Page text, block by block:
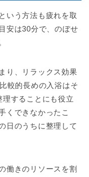
いう方法も疲れを取
安は30分で、のぼせ
り、リラックス効果
較的長めの入浴はそ
することにも役立
くできなかったこ
日のうちに整理して
働きのリソースを割